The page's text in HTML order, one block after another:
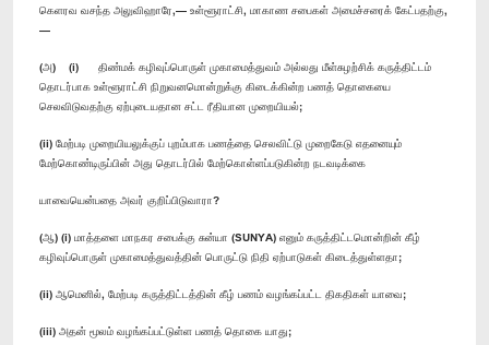
கெளரவ வசந்த அலுவிஹாரே,— உள்ளூராட்சி, மாகாண சபைகள் அமைச்சரைக் கேட்பதற்கு,
—
(அ) (i) திண்மக் கழிவுப்பொருள் முகாமைத்துவம் அல்லது மீள்சுழற்சிக் கருத்திட்டம்
தொடர்பாக உள்ளூராட்சி நிறுவனமொன்றுக்கு கிடைக்கின்ற பணத் தொகையை
செலவிடுவதற்கு ஏற்புடையதான சட்ட ரீதியான முறையியல்;
(ii) மேற்படி முறையியலுக்குப் புறம்பாக பணத்தை செலவிட்டு முறைகேடு எதனையும்
மேற்கொண்டிருப்பின் அது தொடர்பில் மேற்கொள்ளப்படுகின்ற நடவடிக்கை
யாவையென்பதை அவர் குறிப்பிடுவாரா?
(ஆ) (i) மாத்தளை மாநகர சபைக்கு சுன்யா (SUNYA) எனும் கருத்திட்டமொன்றின் கீழ்
கழிவுப்பொருள் முகாமைத்துவத்தின் பொருட்டு நிதி ஏற்பாடுகள் கிடைத்துள்ளதா;
(ii) ஆமெனில், மேற்படி கருத்திட்டத்தின் கீழ் பணம் வழங்கப்பட்ட திகதிகள் யாவை;
(iii) அதன் மூலம் வழங்கப்பட்டுள்ள பணத் தொகை யாது;